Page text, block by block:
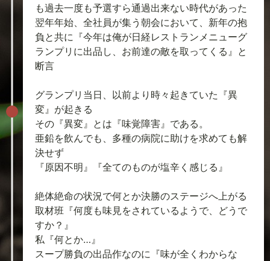
も過去一度も予選すら通過出来ない時代があった
翌年年始、全社員が集う朝会において、新年の抱
負と共に『今年は俺が日経レストランメニューグ
ランプリに出品し、お前達の敵を取ってくる』と
断言
グランプリ当日、以前より時々起きていた『異
変』が起きる
その『異変』とは『味覚障害』である。
亜鉛を飲んでも、多種の病院に助けを求めても解
決せず
『原因不明』『全てのものが塩辛く感じる』
絶体絶命の状況で何とか決勝のステージへ上がる
取材班『何度も味見をされているようで、どうで
すか？』
私『何とか…』
スープ勝負の出品作なのに『味が全くわからな